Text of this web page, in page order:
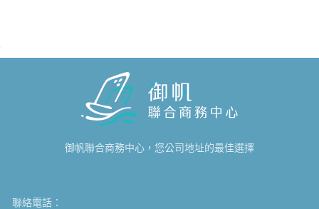
御帆聯合商務中心，您公司地址的最佳選擇
聯絡電話：